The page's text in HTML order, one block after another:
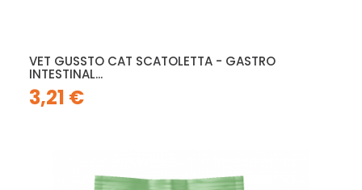
VET GUSSTO CAT SCATOLETTA - GASTRO
INTESTINAL...
3,21 €